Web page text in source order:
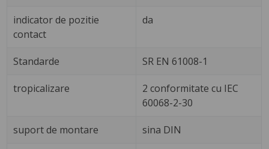
indicator de pozitie
contact
da
Standarde SR EN 61008-1
tropicalizare
2 conformitate cu IEC
60068-2-30
suport de montare sina DIN